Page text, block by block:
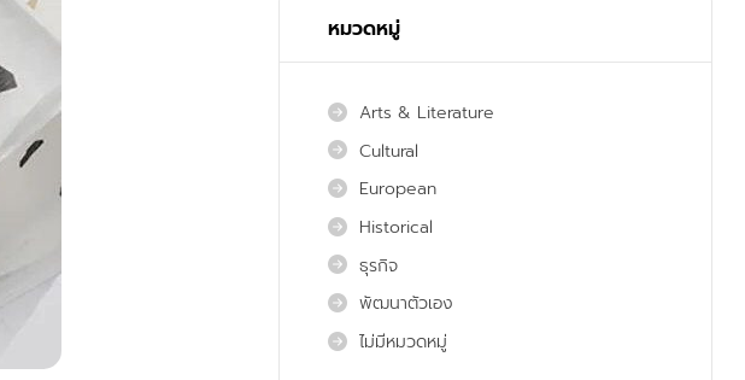
หมวดหมู่
Arts & Literature
Cultural
European
Historical
ธุรกิจ
พัฒนาตัวเอง
ไม่มีหมวดหมู่